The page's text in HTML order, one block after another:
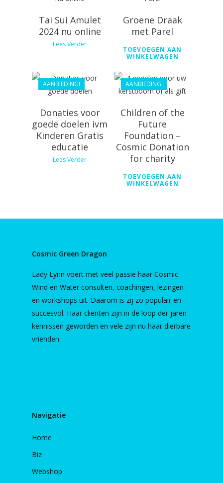
Tai Sui Amulet
2024 nu online
Lees Verder
Groene Draak
met Parel
TOEVOEGEN AAN
WINKELWAGEN
AANBIEDING!
€20.10
€ 18.09
Donaties voor
goede doelen ivm
Kinderen Gratis
educatie
Lees Verder
AANBIEDING!
€20.00
€18.00
Children of the
Future
Foundation –
Cosmic Donation
for charity
TOEVOEGEN AAN
WINKELWAGEN
Cosmic Green Dragon
Lady Lynn voert met veel passie haar Cosmic
Wind en Water consulten, coachingen, lezingen
en workshops uit. Daarom is zij zo populair en
succesvol. Haar cliënten zijn in de loop der jaren
kennissen geworden en vele zijn nu haar dierbare
vrienden.
Navigatie
Home
Biz
Webshop